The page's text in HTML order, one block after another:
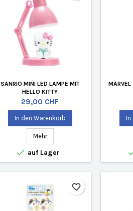
SANRIO MINI LED LAMPE MIT
HELLO KITTY
Preis
29,00 CHF
In den Warenkorb
Mehr
 auf Lager
MARVEL
In
favorite_border